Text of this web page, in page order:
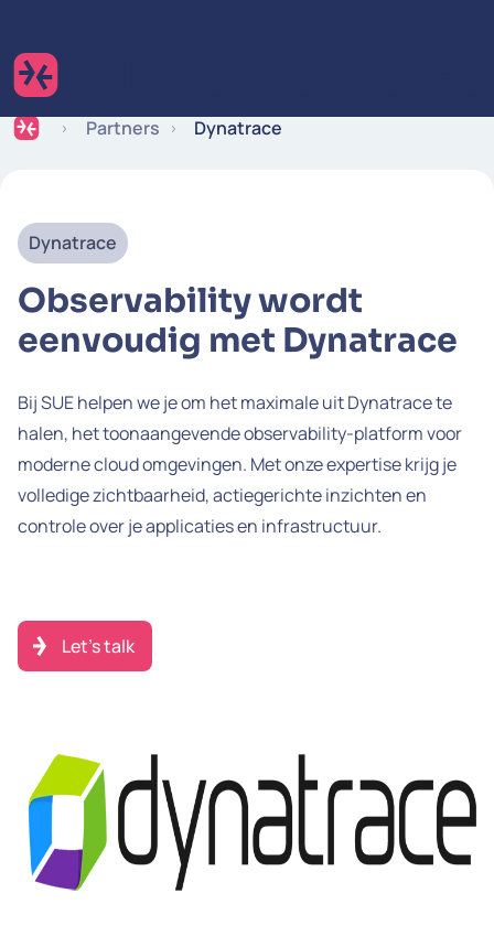
Partners Dynatrace
Dynatrace
Observability wordt
eenvoudig met Dynatrace
Bij SUE helpen we je om het maximale uit Dynatrace te
halen, het toonaangevende observability-platform voor
moderne cloud omgevingen. Met onze expertise krijg je
volledige zichtbaarheid, actiegerichte inzichten en
controle over je applicaties en infrastructuur.
Let's talk